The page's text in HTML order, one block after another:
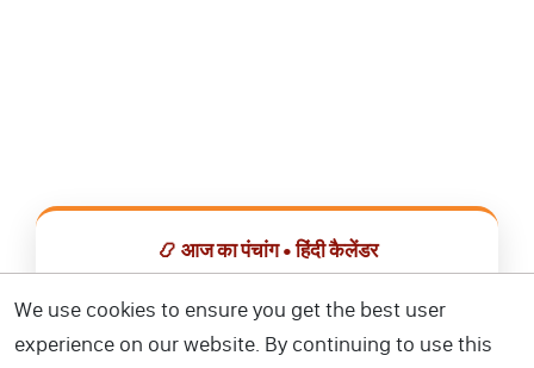
📿 आज का पंचांग • हिंदी कैलेंडर
📅 हिंदी कैलेंडर ऐप डाउनलोड करें
We use cookies to ensure you get the best user
experience on our website. By continuing to use this